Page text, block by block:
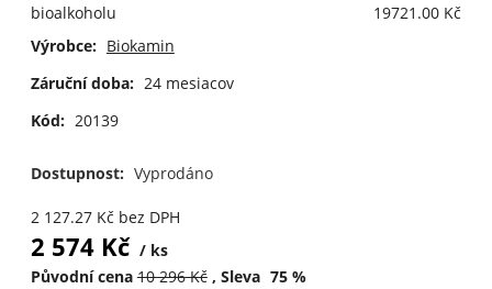
bioalkoholu
19721.00 Kč
Výrobce: Biokamin
Záruční doba: 24 mesiacov
Kód: 20139
Dostupnost: Vyprodáno
2 127.27Kč bez DPH
2 574Kč
ks
Původní cena 10 296Kč Sleva 75%